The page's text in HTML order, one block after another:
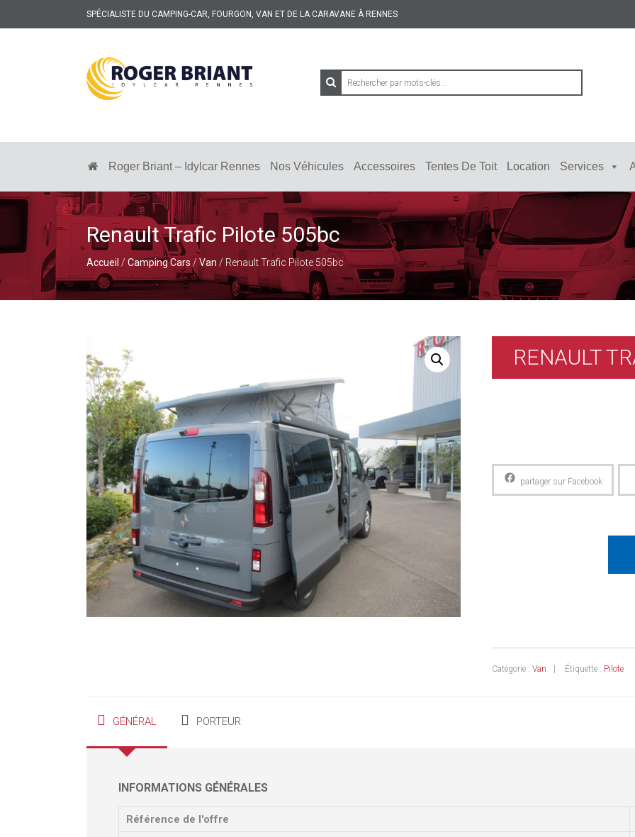
SPÉCIALISTE DU CAMPING-CAR, FOURGON, VAN ET DE LA CARAVANE À RENNES
ROGER
BRIANT
DU
CAR
DE
LA
CARAVANE
À
RENNES
Roger Briant – Idylcar Rennes Nos Véhicules Accessoires Tentes De Toit Location Services
Renault Trafic Pilote 505bc
Accueil / Camping Cars / Van / Renault Trafic Pilote 505bc
RENAULT
Facebook
Catégorie : Van Étiquette : Pilote
GÉNÉRAL PORTEUR
INFORMATIONS GÉNÉRALES
Référence de l'offre